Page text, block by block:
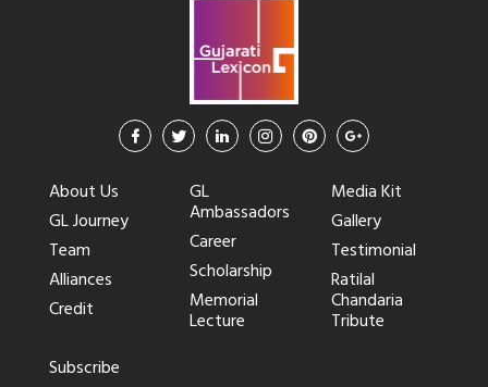
About Us
GL Journey
Team
Alliances
Credit
GL
Ambassadors
Career
Scholarship
Memorial
Lecture
Media Kit
Gallery
Testimonial
Ratilal
Chandaria
Tribute
Subscribe